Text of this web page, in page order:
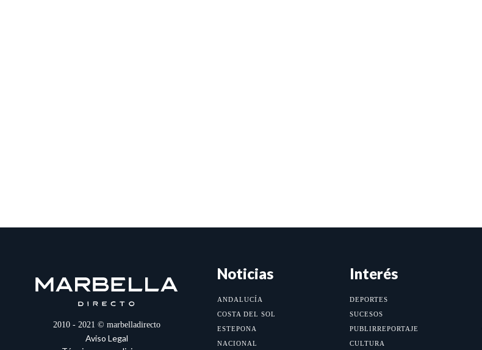
2010 - 2021 © marbelladirecto
Aviso Legal
Noticias
ANDALUCÍA
COSTA DEL SOL
ESTEPONA
NACIONAL
Interés
DEPORTES
SUCESOS
PUBLIRREPORTAJE
CULTURA